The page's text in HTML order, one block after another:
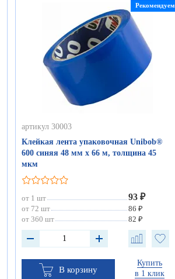
Рекомендуем
артикул 30003
Клейкая лента упаковочная Unibob®
600 синяя 48 мм х 66 м, толщина 45
мкм
от 1 шт 93 ₽
от 72 шт
86 ₽
от 360 шт
82 ₽
В корзину
Купить
в 1 клик